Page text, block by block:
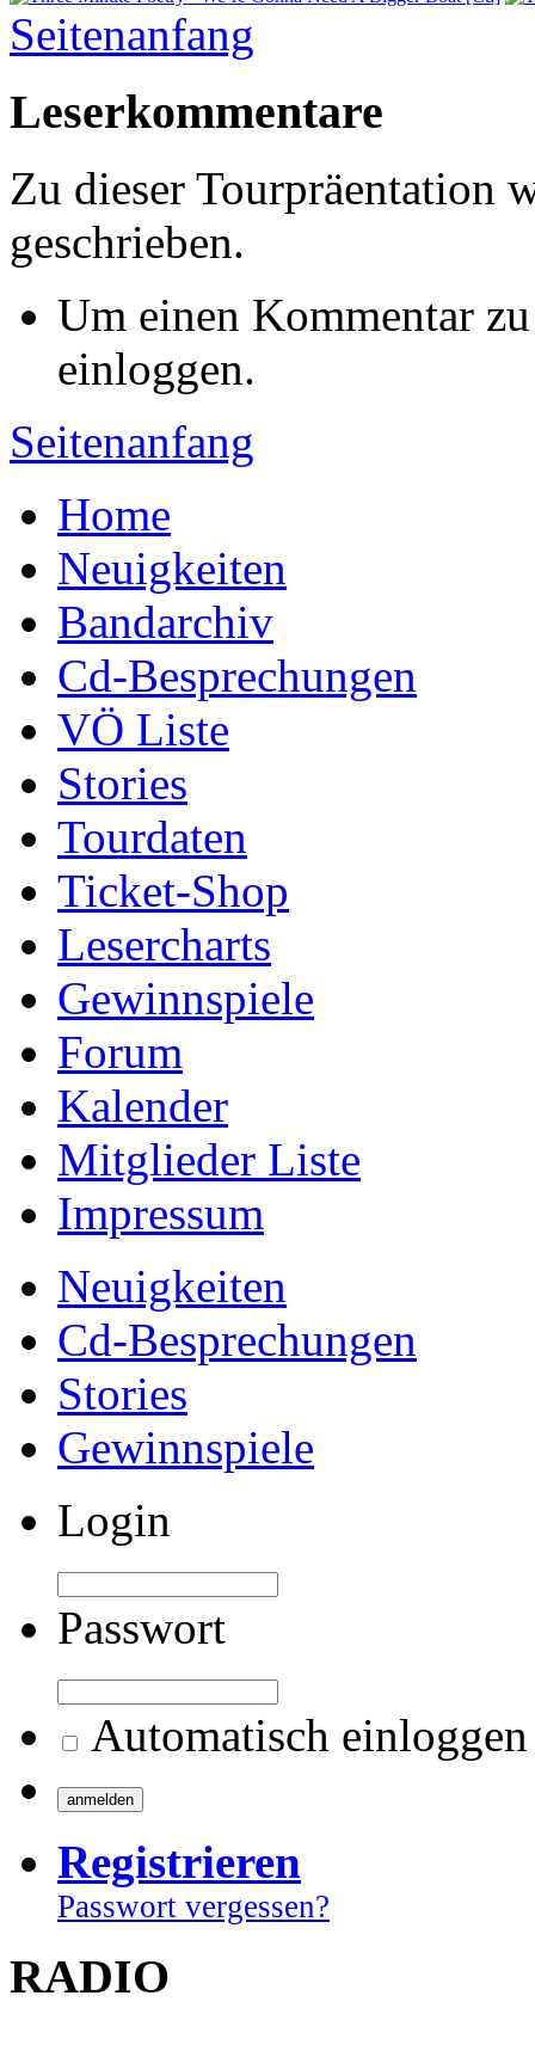
Seitenanfang
Leserkommentare
Zu dieser Tourpräentation
geschrieben.
Um einen Kommentar
einloggen.
Seitenanfang
Home
Neuigkeiten
Bandarchiv
Cd-Besprechungen
VÖ Liste
Stories
Tourdaten
Ticket-Shop
Lesercharts
Gewinnspiele
Forum
Kalender
Mitglieder Liste
Impressum
Neuigkeiten
Cd-Besprechungen
Stories
Gewinnspiele
Login
Passwort
Automatisch einloggen
Registrieren
Passwort vergessen?
RADIO